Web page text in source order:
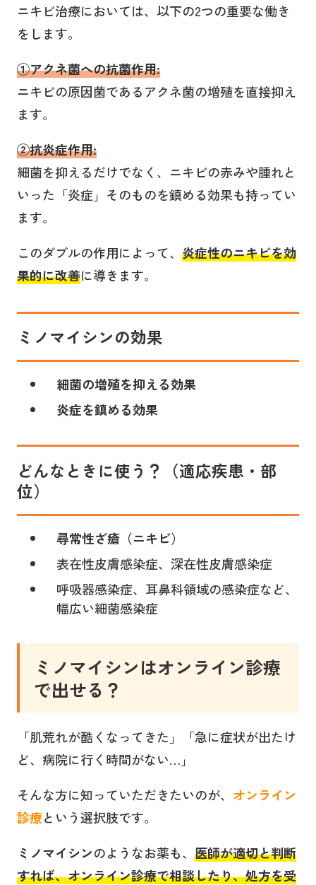
ニキビ治療においては、以下の2つの重要な働き
をします。
①アクネ菌への抗菌作用:
ニキビの原因菌であるアクネ菌の増殖を直接抑え
ます。
②抗炎症作用:
細菌を抑えるだけでなく、ニキビの赤みや腫れと
いった「炎症」そのものを鎮める効果も持ってい
ます。
このダブルの作用によって、 炎症性のニキビを効
果的に改善に導きます。
ミノマイシンの効果
細菌の増殖を抑える効果
炎症を鎮める効果
どんなときに使う？（適応疾患・部
位）
尋常性ざ瘡（ニキビ）
表在性皮膚感染症、深在性皮膚感染症
呼吸器感染症、耳鼻科領域の感染症など、
幅広い細菌感染症
ミノマイシンはオンライン診療
で出せる？
「肌荒れが酷くなってきた」「急に症状が出たけ
ど、病院に行く時間がない…」
そんな方に知っていただきたいのが、 オンライン
診療という選択肢です。
ミノマイシンのようなお薬も、 医師が適切と判断
すれば、オンライン診療で相談したり、処方を受